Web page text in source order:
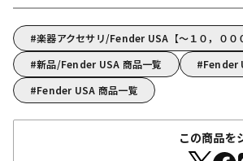
楽器アクセサリ/Fender USA【～１０，００
新品/Fender USA 商品一覧
Fender
Fender USA 商品一覧
この商品を